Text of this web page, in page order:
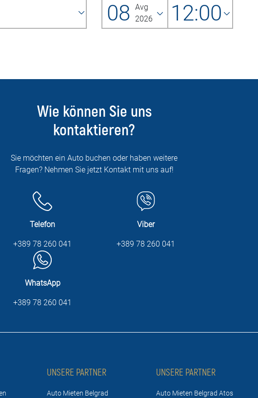
08 Avg
2026
12:00
Wie können Sie uns
kontaktieren?
Sie möchten ein Auto buchen oder haben weitere
Fragen? Nehmen Sie jetzt Kontakt mit uns auf!
Telefon
+389 78 260 041
Viber
+389 78 260 041
WhatsApp
+389 78 260 041
UNSERE PARTNER
Auto Mieten Belgrad
UNSERE PARTNER
Auto Mieten Belgrad Atos